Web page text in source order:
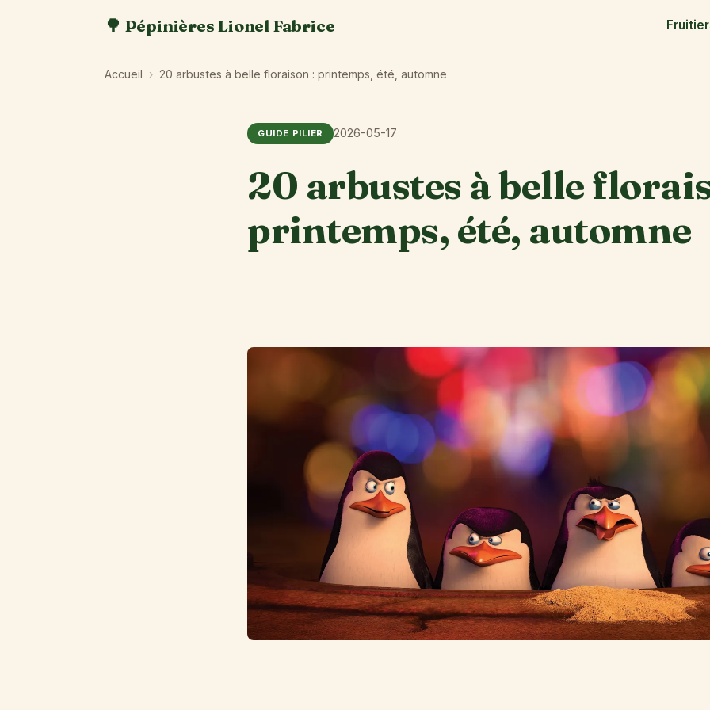
🌳 Pépinières Lionel Fabrice
Accueil › 20 arbustes à belle floraison : printemps, été, automne
GUIDE PILIER 2026-05-17
20 arbustes à belle
printemps, été, automne